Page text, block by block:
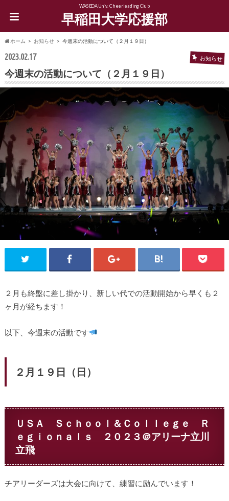
WASEDA Univ. Cheerleading Club
早稲田大学応援部
ホーム お知らせ 今週末の活動について（２月１９日）
2023.02.17 お知らせ
今週末の活動について（２月１９日）
２月も終盤に差し掛かり、新しい代での活動開始から早くも２
ヶ月が経ちます！
以下、今週末の活動です
２月１９日（日）
ＵＳＡ Ｓｃｈｏｏｌ＆Ｃｏｌｌｅｇｅ Ｒ
ｅｇｉｏｎａｌｓ ２０２３＠アリーナ立川
立飛
チアリーダーズは大会に向けて、練習に励んでいます！